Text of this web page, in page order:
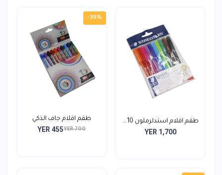
طقم اقلام استدلرملون 10...
YER 1,700
-35%
طقم اقلام جاف الذكي
YER 700
YER 455